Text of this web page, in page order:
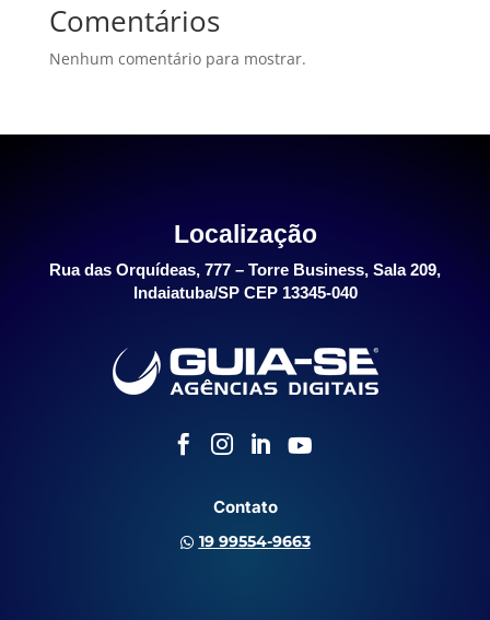
Comentários
Nenhum comentário para mostrar.
Localização
Rua das Orquídeas, 777 – Torre Business, Sala 209,
Indaiatuba/SP CEP 13345-040
   
Contato
 19 99554-9663